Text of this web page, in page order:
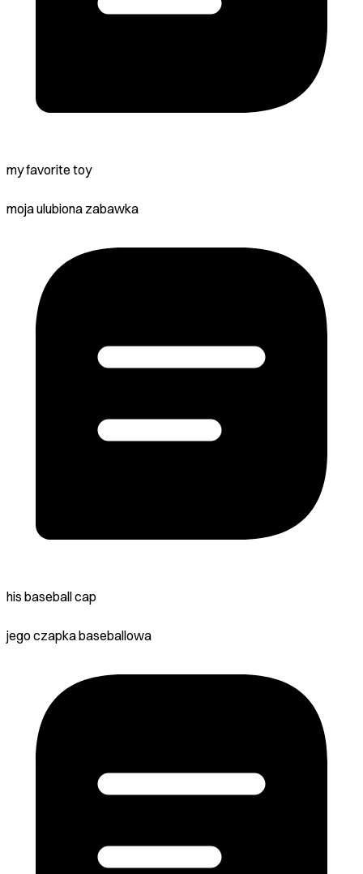
my favorite toy
moja ulubiona zabawka
his baseball cap
jego czapka baseballowa